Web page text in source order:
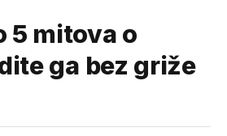
5 mitova o
ga bez griže